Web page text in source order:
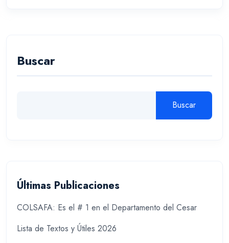
Buscar
Buscar
Últimas Publicaciones
COLSAFA: Es el # 1 en el Departamento del Cesar
Lista de Textos y Útiles 2026